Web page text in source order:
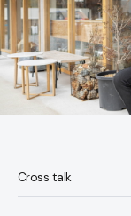
Cross talk